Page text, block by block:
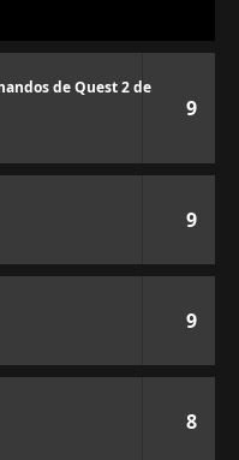
de Quest 2 de
9
9
9
8